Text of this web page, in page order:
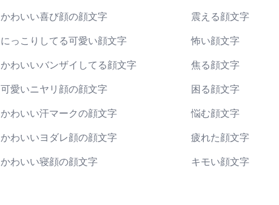
かわいい喜び顔の顔文字
にっこりしてる可愛い顔文字
かわいいバンザイしてる顔文字
可愛いニヤリ顔の顔文字
かわいい汗マークの顔文字
かわいいヨダレ顔の顔文字
かわいい寝顔の顔文字
震える顔文字
怖い顔文字
焦る顔文字
困る顔文字
悩む顔文字
疲れた顔文字
キモい顔文字